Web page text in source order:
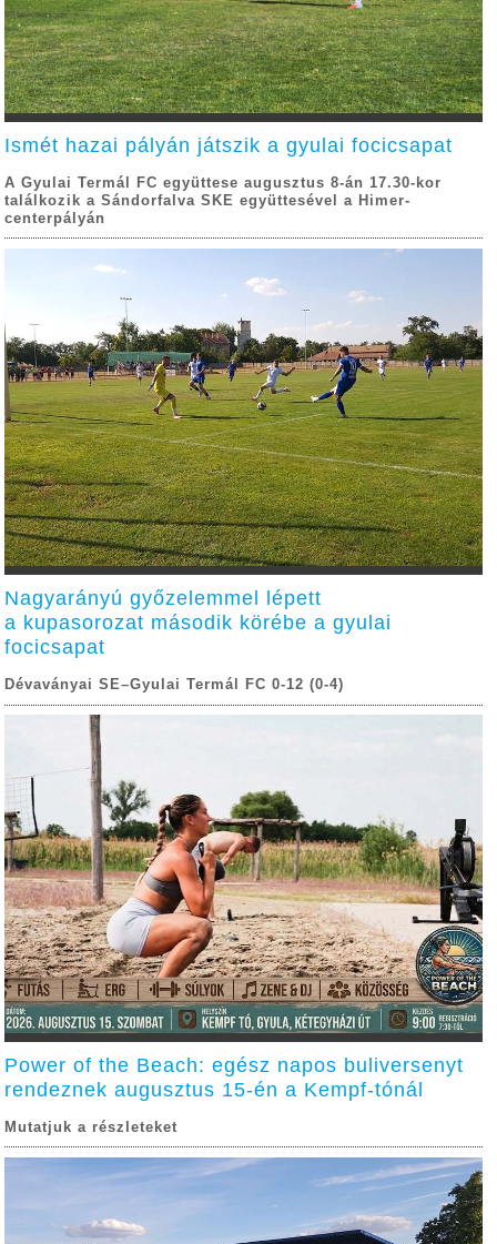
Ismét hazai pályán játszik a gyulai focicsapat
A Gyulai Termál FC együttese augusztus 8-án 17.30-kor
találkozik a Sándorfalva SKE együttesével a Himer-
centerpályán
Nagyarányú győzelemmel lépett
a kupasorozat második körébe a gyulai
focicsapat
Dévaványai SE–Gyulai Termál FC 0-12 (0-4)
Power of the Beach: egész napos buliversenyt
rendeznek augusztus 15-én a Kempf-tónál
Mutatjuk a részleteket